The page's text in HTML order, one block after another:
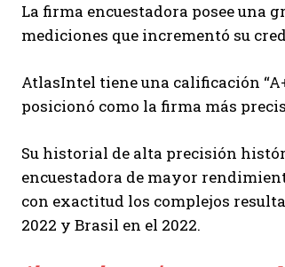
La firma encuestadora posee una
mediciones que incrementó su
AtlasIntel tiene una calificación
posicionó como la firma más
Su historial de alta precisión
encuestadora de mayor
con exactitud los complejos
2022 y Brasil en el 2022.